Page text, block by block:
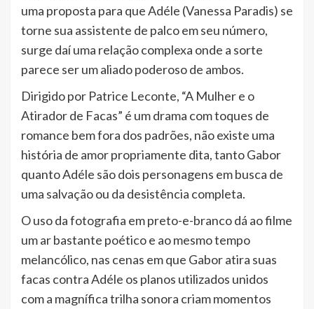
uma proposta para que Adéle (Vanessa Paradis) se
torne sua assistente de palco em seu número,
surge daí uma relação complexa onde a sorte
parece ser um aliado poderoso de ambos.
Dirigido por Patrice Leconte, “A Mulher e o
Atirador de Facas” é um drama com toques de
romance bem fora dos padrões, não existe uma
história de amor propriamente dita, tanto Gabor
quanto Adéle são dois personagens em busca de
uma salvação ou da desistência completa.
O uso da fotografia em preto-e-branco dá ao filme
um ar bastante poético e ao mesmo tempo
melancólico, nas cenas em que Gabor atira suas
facas contra Adéle os planos utilizados unidos
com a magnífica trilha sonora criam momentos